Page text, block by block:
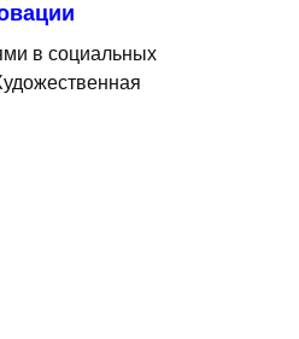
в социальных